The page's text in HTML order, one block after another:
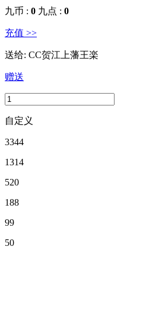
九币 : 0 九点 : 0
充值 >>
送给: CC贺江上藩王楽
赠送
自定义
3344
1314
520
188
99
50